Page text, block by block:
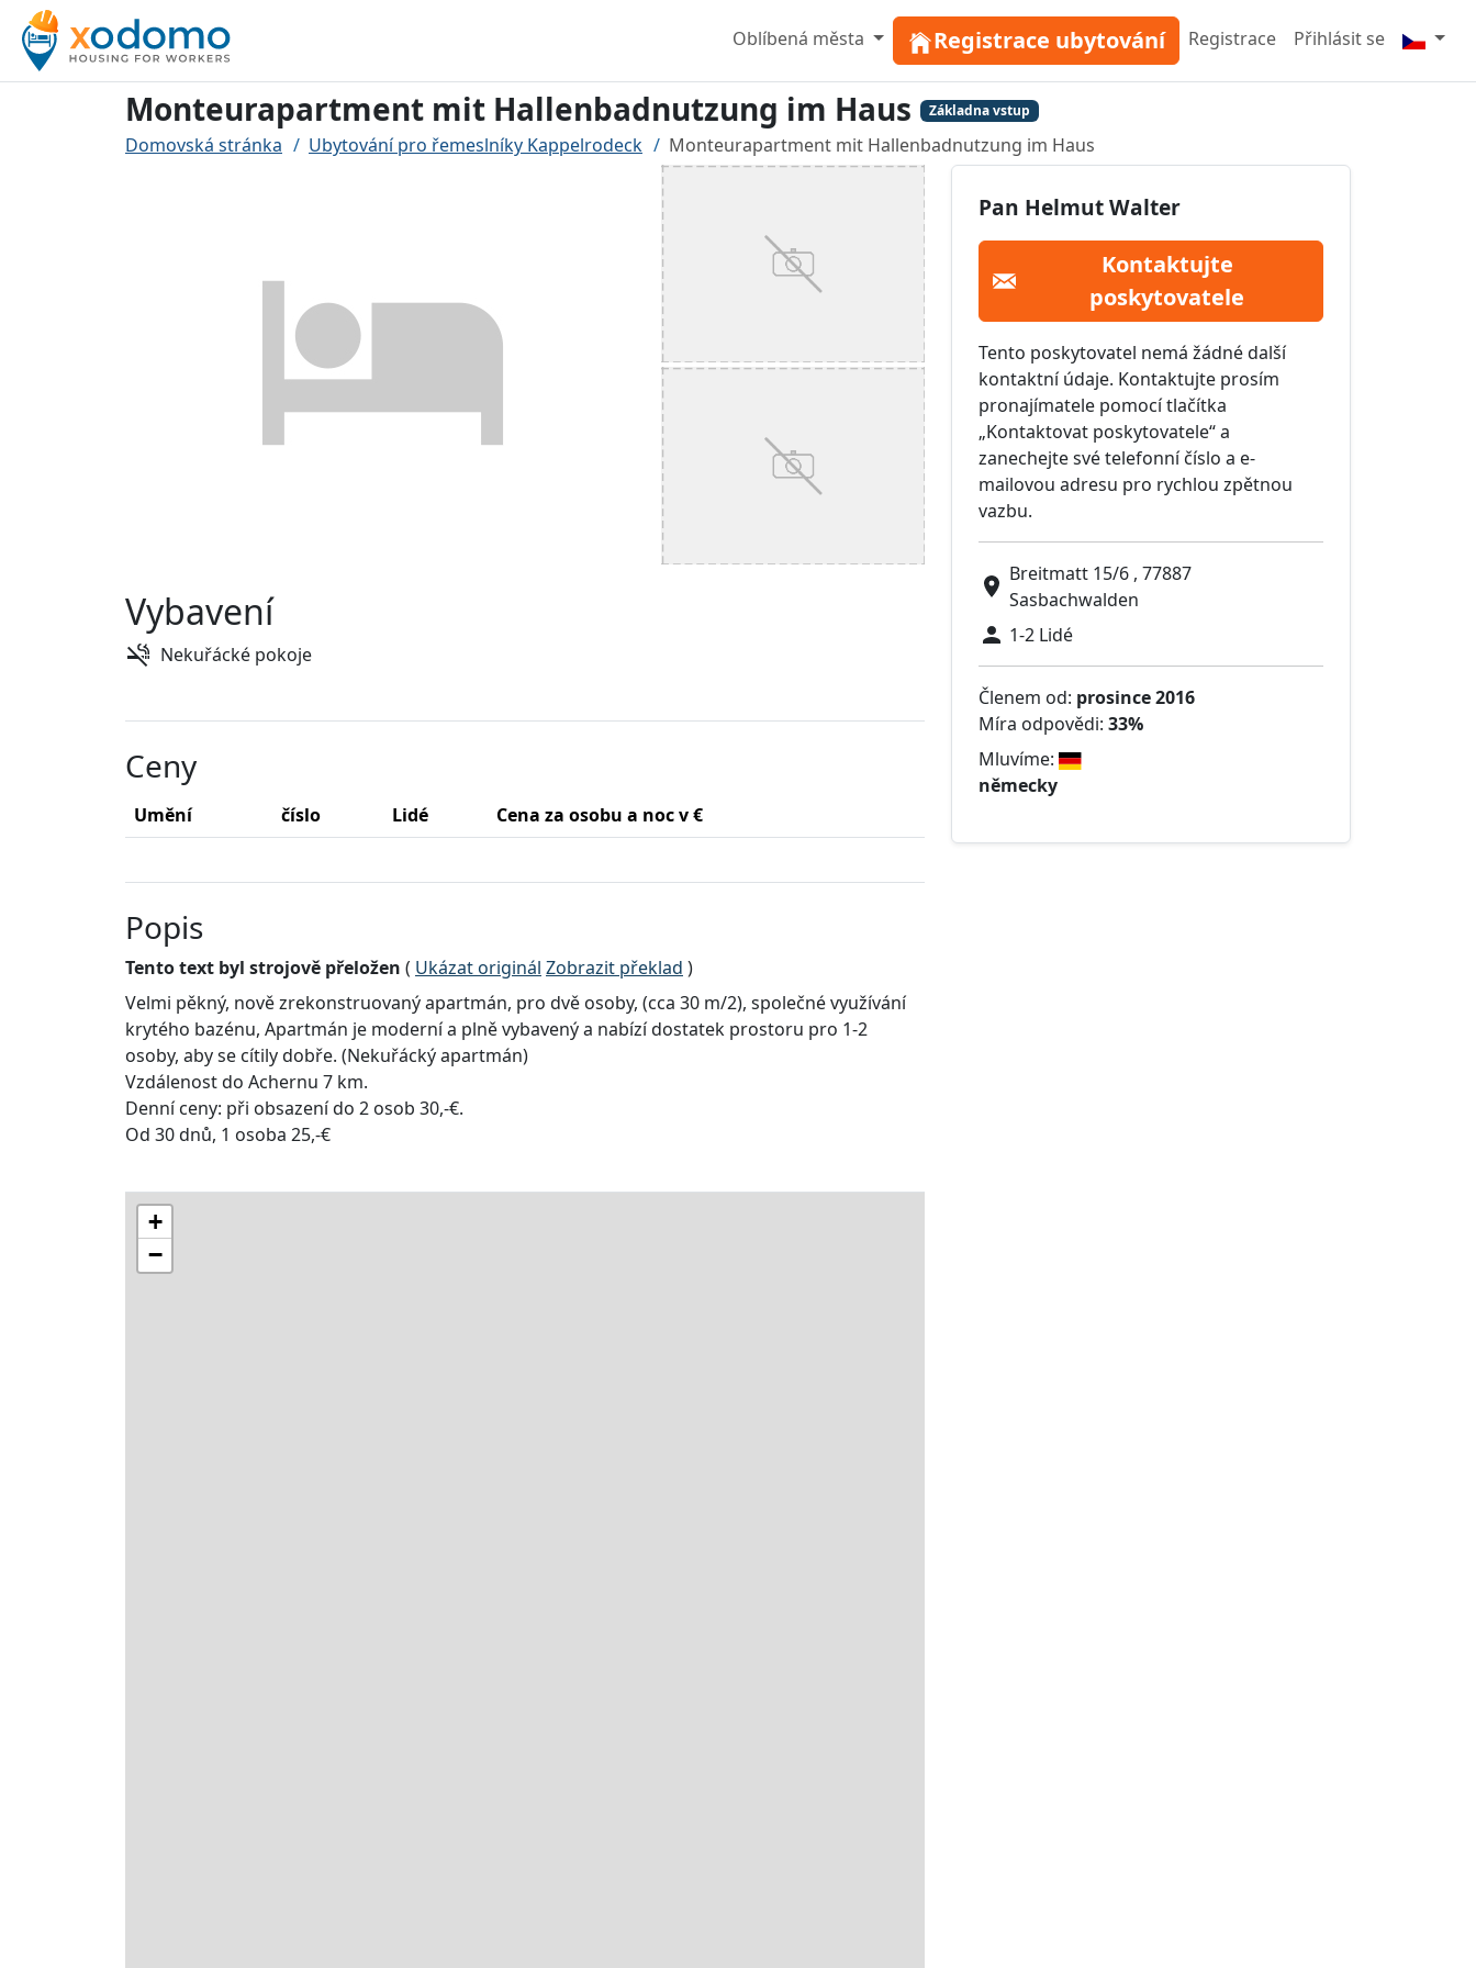
Oblíbená města Registrace ubytování Registrace Přihlásit se
Monteurapartment mit Hallenbadnutzung im Haus Základna vstup
Domovská stránka Ubytování pro řemeslníky Kappelrodeck Monteurapartment mit Hallenbadnutzung im Haus
Pan Helmut Walter
Kontaktujte
poskytovatele
Tento poskytovatel nemá žádné další
kontaktní údaje. Kontaktujte prosím
pronajímatele pomocí tlačítka
„Kontaktovat poskytovatele“ a
zanechejte své telefonní číslo a e-
mailovou adresu pro rychlou zpětnou
vazbu.
Breitmatt 15/6 , 77887
Sasbachwalden
1-2 Lidé
Členem od: prosince 2016
Míra odpovědi: 33%
Mluvíme:
německy
Vybavení
Nekuřácké pokoje
Ceny
Umění číslo Lidé Cena za osobu a noc v €
Popis
Tento text byl strojově přeložen ( Ukázat originál Zobrazit překlad )
Velmi pěkný, nově zrekonstruovaný apartmán, pro dvě osoby, (cca 30 m/2), společné využívání
krytého bazénu, Apartmán je moderní a plně vybavený a nabízí dostatek prostoru pro 1-2
osoby, aby se cítily dobře. (Nekuřácký apartmán)
Vzdálenost do Achernu 7 km.
Denní ceny: při obsazení do 2 osob 30,-€.
Od 30 dnů, 1 osoba 25,-€
+
−